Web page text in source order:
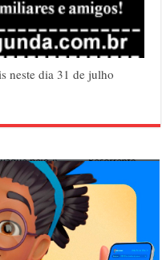
neste dia 31 de julho